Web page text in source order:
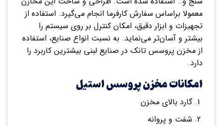
معمولا براساس سفارش کارفرما انجام می‌گیرد. استفاده از
تجهیزات و ابزار دقیق، امکان کنترل بر روی سیستم را
بیشتر و آسان‌تر می‌نماید. به نسبت انواع صنایع، استفاده
از مخزن پروسس تانک در صنایع لبنی بیشترین کاربرد را
دارد.
امکانات مخزن پروسس استیل
گارد بالای مخزن
شفت و پروانه